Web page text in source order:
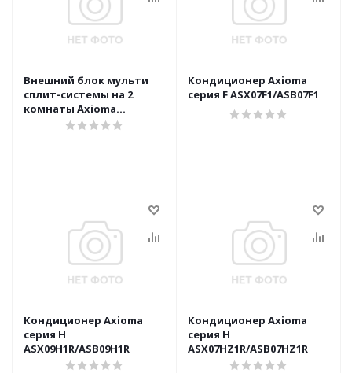
Внешний блок мульти
сплит-системы на 2
комнаты Axioma
ASB14M2Z1R1
Кондиционер Axioma
серия F ASX07F1/ASB07F1
Кондиционер Axioma
серия H
ASX09H1R/ASB09H1R
Кондиционер Axioma
серия H
ASX07HZ1R/ASB07HZ1R